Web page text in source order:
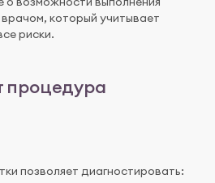
который учитывает
риски.
процедура
позволяет диагностировать: